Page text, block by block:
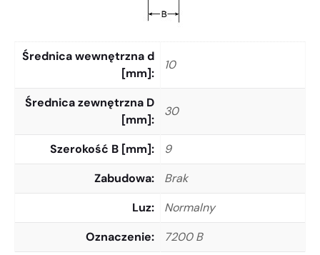
Średnica wewnętrzna d
[mm]
10
Średnica zewnętrzna D
[mm]
30
Szerokość B [mm]
9
Zabudowa
Brak
Luz
Normalny
Oznaczenie
7200 B